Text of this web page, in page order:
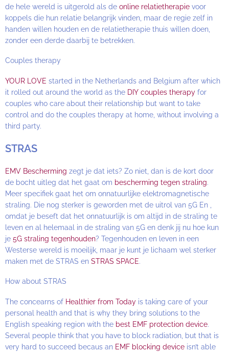
de hele wereld is uitgerold als de online relatietherapie voor
koppels die hun relatie belangrijk vinden, maar de regie zelf in
handen willen houden en de relatietherapie thuis willen doen,
zonder een derde daarbij te betrekken.
Couples therapy
YOUR LOVE started in the Netherlands and Belgium after which
it rolled out around the world as the DIY couples therapy for
couples who care about their relationship but want to take
control and do the couples therapy at home, without involving a
third party.
STRAS
EMV Bescherming zegt je dat iets? Zo niet, dan is de kort door
de bocht uitleg dat het gaat om bescherming tegen straling.
Meer specifiek gaat het om onnatuurlijke elektromagnetische
straling. Die nog sterker is geworden met de uitrol van 5G En ,
omdat je beseft dat het onnatuurlijk is om altijd in de straling te
leven en al helemaal in de straling van 5G en denk jij nu hoe kun
je 5G straling tegenhouden? Tegenhouden en leven in een
Westerse wereld is moeilijk, maar je kunt je lichaam wel sterker
maken met de STRAS en STRAS SPACE.
How about STRAS
The concearns of Healthier from Today is taking care of your
personal health and that is why they bring solutions to the
English speaking region with the best EMF protection device.
Several people think that you have to block radiation, but that is
very hard to succeed becaus an EMF blocking device isn’t able